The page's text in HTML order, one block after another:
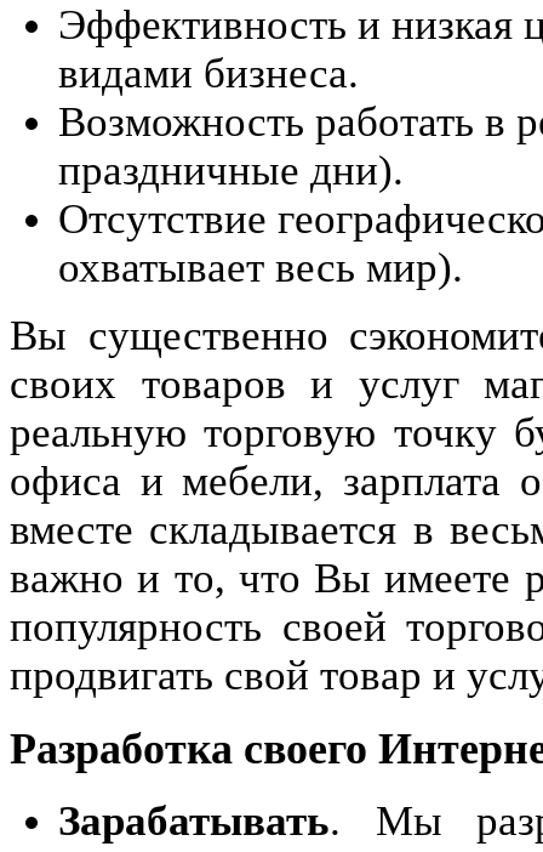
Эффективность и
видами бизнеса.
Возможность работать в
праздничные дни).
Отсутствие
охватывает весь мир).
Вы существенно
своих товаров и услуг
реальную торговую точку
офиса и мебели, зарплата
вместе складывается в
важно и то, что Вы имеете
популярность своей
продвигать свой товар и
Разработка своего
Зарабатывать. Мы